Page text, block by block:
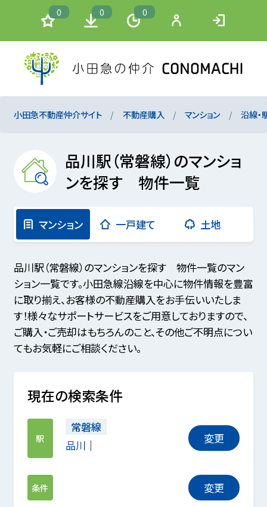
0 0 0
小田急不動産仲介サイト 不動産購入 マンション 沿線・
品川駅（常磐線）のマンショ
ンを探す 物件一覧
マンション 一戸建て 土地
品川駅（常磐線）のマンションを探す 物件一覧のマン
ション一覧です。小田急線沿線を中心に物件情報を豊富
に取り揃え、お客様の不動産購入をお手伝いいたしま
す！様々なサポートサービスをご用意しておりますので、
ご購入・ご売却はもちろんのこと、その他ご不明点につい
てもお気軽にご相談ください。
現在の検索条件
駅
常磐線
品川
変更
条件 変更